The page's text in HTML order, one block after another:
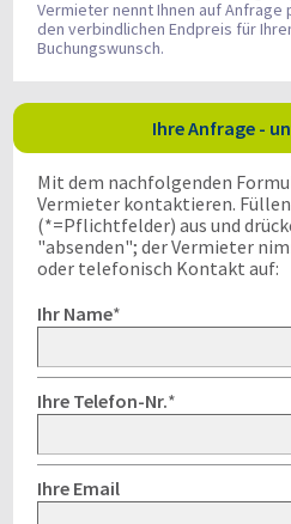
Vermieter nennt Ihnen auf Anfrage
den verbindlichen Endpreis für
Buchungswunsch.
Ihre Anfrage -
Mit dem nachfolgenden
Vermieter kontaktieren.
(*=Pflichtfelder) aus und
"absenden"; der Vermieter
oder telefonisch Kontakt auf:
Ihr Name*
Ihre Telefon-Nr.*
Ihre Email